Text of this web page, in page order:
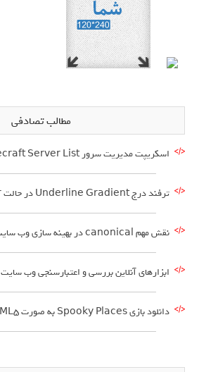
مطالب تصادفی
اسکریپت مدیریت سرور Minecraft Server List نسخه 1.4
ترفند درج Underline Gradient در حالت Hover
نقش مهم canonical در بهینه سازی وب سایت
ابزارهای آنلاین بررسی و اعتبارسنجی وب سایت
دانلود بازي Spooky Places به صورت HTML5